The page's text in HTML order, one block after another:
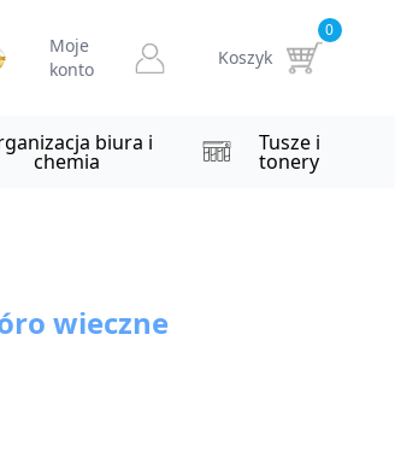
Moje
konto
Koszyk
0
biura i
chemia
Tusze i
tonery
wieczne